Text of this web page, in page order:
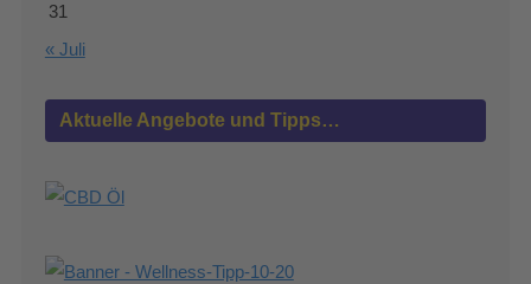
31
« Juli
Aktuelle Angebote und Tipps…